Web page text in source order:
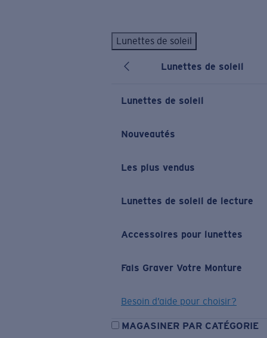
Lunettes de soleil
Lunettes de soleil
Lunettes de soleil
Nouveautés
Les plus vendus
Lunettes de soleil de lecture
Accessoires pour lunettes
Fais Graver Votre Monture
Besoin d’aide pour choisir?
MAGASINER PAR CATÉGORIE
LES PLUS RECHERCHÉS
Lunettes de soleil personnalisées Nouveau